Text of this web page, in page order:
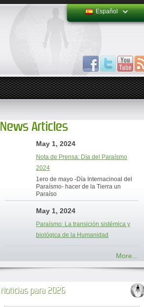
Español
News Articles
May 1, 2024
Nota de Prensa: Día del Paraísmo
2024
1ero de mayo -Día Internacinoal del
Paraísmo- hacer de la Tierra un
Paraíso
May 1, 2024
Paraísmo: La transición sistémica y
biológica de la Humanidad
More...
Noticias para 2026